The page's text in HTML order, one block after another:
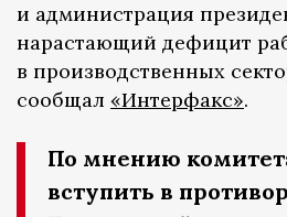
и администрация
нарастающий дефицит
в производственных
сообщал «Интерфакс».
По мнению
вступить в